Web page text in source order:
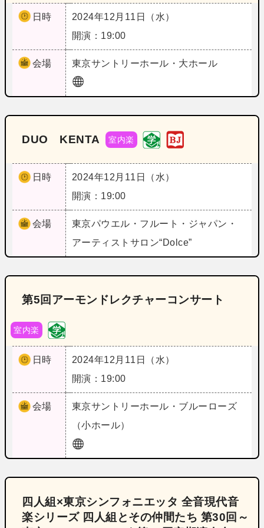
日時
2024年12月11日（水）
開演：19:00
会場 東京サントリーホール・大ホール
DUO KENTA 室内楽
日時
2024年12月11日（水）
開演：19:00
会場 東京パウエル・フルート・ジャパン・
アーティストサロン“Dolce”
第5回アーモンドレクチャーコンサート
室内楽
日時
2024年12月11日（水）
開演：19:00
会場 東京サントリーホール・ブルーローズ
（小ホール）
四人組×東京シンフォニエッタ 全音現代音
楽シリーズ 四人組とその仲間たち 第30回～